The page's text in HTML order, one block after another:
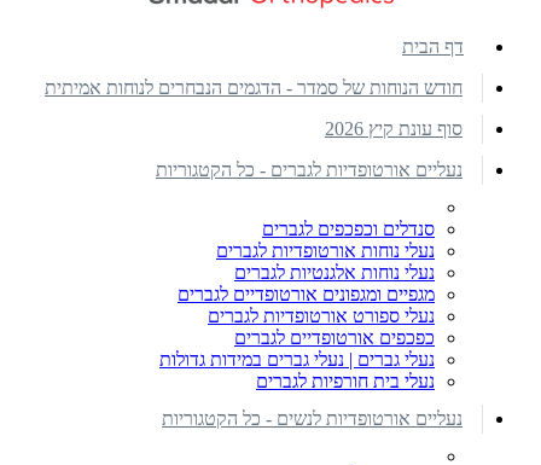
דף הבית
חודש הנוחות של סמדר - הדגמים הנבחרים לנוחות אמיתית
סוף עונת קיץ 2026
נעליים אורטופדיות לגברים - כל הקטגוריות
סנדלים וכפכפים לגברים
נעלי נוחות אורטופדיות לגברים
נעלי נוחות אלגנטיות לגברים
מגפיים ומגפונים אורטופדיים לגברים
נעלי ספורט אורטופדיות לגברים
כפכפים אורטופדיים לגברים
נעלי גברים | נעלי גברים במידות גדולות
נעלי בית חורפיות לגברים
נעליים אורטופדיות לנשים - כל הקטגוריות